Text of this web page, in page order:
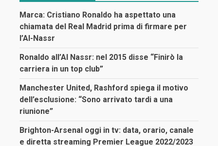
Marca: Cristiano Ronaldo ha aspettato una
chiamata del Real Madrid prima di firmare per
l’Al-Nassr
Ronaldo all’Al Nassr: nel 2015 disse “Finirò la
carriera in un top club”
Manchester United, Rashford spiega il motivo
dell’esclusione: “Sono arrivato tardi a una
riunione”
Brighton-Arsenal oggi in tv: data, orario, canale
e diretta streaming Premier League 2022/2023